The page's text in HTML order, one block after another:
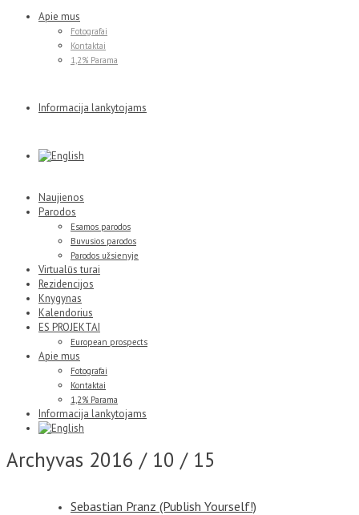
Apie mus
Fotografai
Kontaktai
1,2% Parama
Informacija lankytojams
Naujienos
Parodos
Esamos parodos
Buvusios parodos
Parodos užsienyje
Virtualūs turai
Rezidencijos
Knygynas
Kalendorius
ES PROJEKTAI
European prospects
Apie mus
Fotografai
Kontaktai
1,2% Parama
Informacija lankytojams
Archyvas 2016 / 10 / 15
Sebastian Pranz (Publish Yourself!)